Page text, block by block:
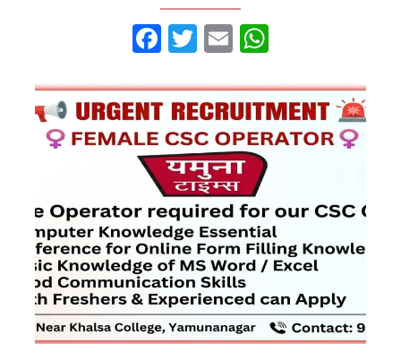
Facebook
Twitter
Email